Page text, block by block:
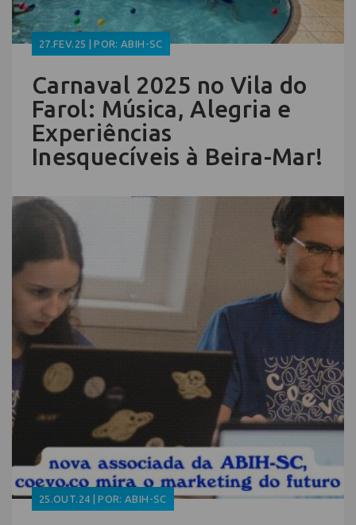
27.FEV.25 | POR: ABIH-SC
Carnaval 2025 no Vila do
Farol: Música, Alegria e
Experiências
Inesquecíveis à Beira-Mar!
25.OUT.24 | POR: ABIH-SC